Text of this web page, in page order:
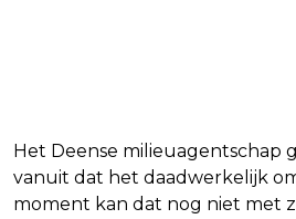
Het Deense milieuagentschap
vanuit dat het daadwerkelijk
moment kan dat nog niet met